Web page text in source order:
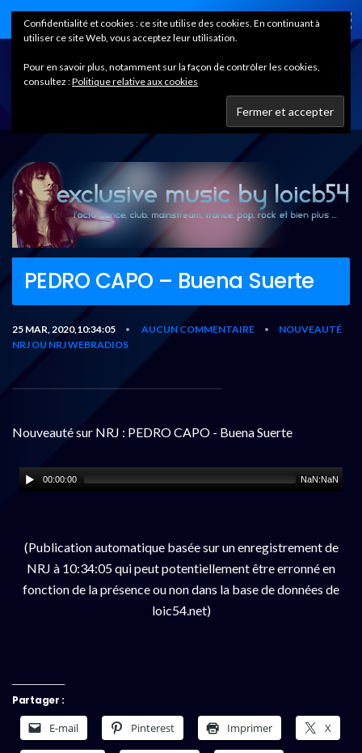
Home
PEDRO CAPO – Buena Suerte
25 MAR, 2020,10:34:05 • AUCUN COMMENTAIRE •
NOUVEAUTÉ
NRJ OU NRJ WEBRADIOS
Nouveauté sur NRJ : PEDRO CAPO - Buena Suerte
00:00:00 NaN:NaN
(Publication automatique basée sur un enregistrement de
NRJ à 10:34:05 qui peut potentiellement être erronné en
fonction de la présence ou non dans la base de données de
loic54.net)
Partager :
E-mail Pinterest Imprimer X
Confidentialité et cookies : ce site utilise des cookies. En continuant à
utiliser ce site Web, vous acceptez leur utilisation.
Pour en savoir plus, notamment sur la façon de contrôler les cookies,
consultez :Politique relative aux cookies